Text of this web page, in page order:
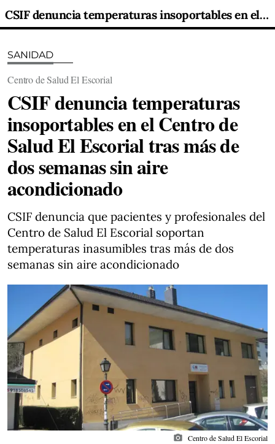
CSIF denuncia temperaturas insoportables en el Centro de Salud El Escorial tras más de dos semanas sin aire acondicionado
SANIDAD
Centro de Salud El Escorial
CSIF denuncia temperaturas
insoportables en el Centro de
Salud El Escorial tras más de
dos semanas sin aire
acondicionado
CSIF denuncia que pacientes y profesionales del
Centro de Salud El Escorial soportan
temperaturas inasumibles tras más de dos
semanas sin aire acondicionado
photo_camera Centro de Salud El Escorial